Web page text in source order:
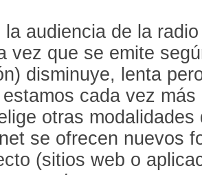
la audiencia de la
vez que se emite
disminuye, lenta
cada vez
otras
se ofrecen nuevos
(sitios web o